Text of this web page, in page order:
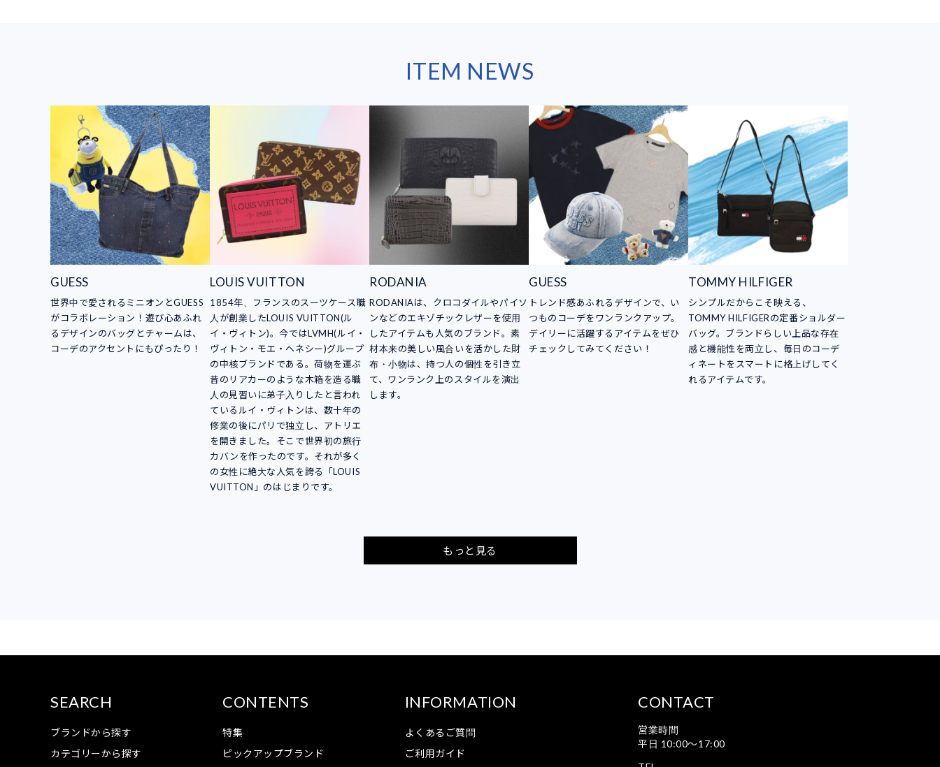
ITEM NEWS
GUESS
世界中で愛されるミニオンとGUESS
がコラボレーション！遊び心あふれ
るデザインのバッグとチャームは、
コーデのアクセントにもぴったり！
LOUIS VUITTON
1854年、フランスのスーツケース職
人が創業したLOUIS VUITTON(ル
イ・ヴィトン)。今ではLVMH(ルイ・
ヴィトン・モエ・ヘネシー)グループ
の中核ブランドである。荷物を運ぶ
昔のリアカーのような木箱を造る職
人の見習いに弟子入りしたと言われ
ているルイ・ヴィトンは、数十年の
修業の後にパリで独立し、アトリエ
を開きました。そこで世界初の旅行
カバンを作ったのです。それが多く
の女性に絶大な人気を誇る「LOUIS
VUITTON」のはじまりです。
RODANIA
RODANIAは、クロコダイルやパイソ
ンなどのエキゾチックレザーを使用
したアイテムも人気のブランド。素
材本来の美しい風合いを活かした財
布・小物は、持つ人の個性を引き立
て、ワンランク上のスタイルを演出
します。
GUESS
トレンド感あふれるデザインで、い
つものコーデをワンランクアップ。
デイリーに活躍するアイテムをぜひ
チェックしてみてください！
TOMMY HILFIGER
シンプルだからこそ映える、
TOMMY HILFIGERの定番ショルダー
バッグ。ブランドらしい上品な存在
感と機能性を両立し、毎日のコーデ
ィネートをスマートに格上げしてく
れるアイテムです。
もっと見る
SEARCH
ブランドから探す
カテゴリーから探す
CONTENTS
特集
ピックアップブランド
INFORMATION
よくあるご質問
ご利用ガイド
CONTACT
営業時間
平日 10:00〜17:00